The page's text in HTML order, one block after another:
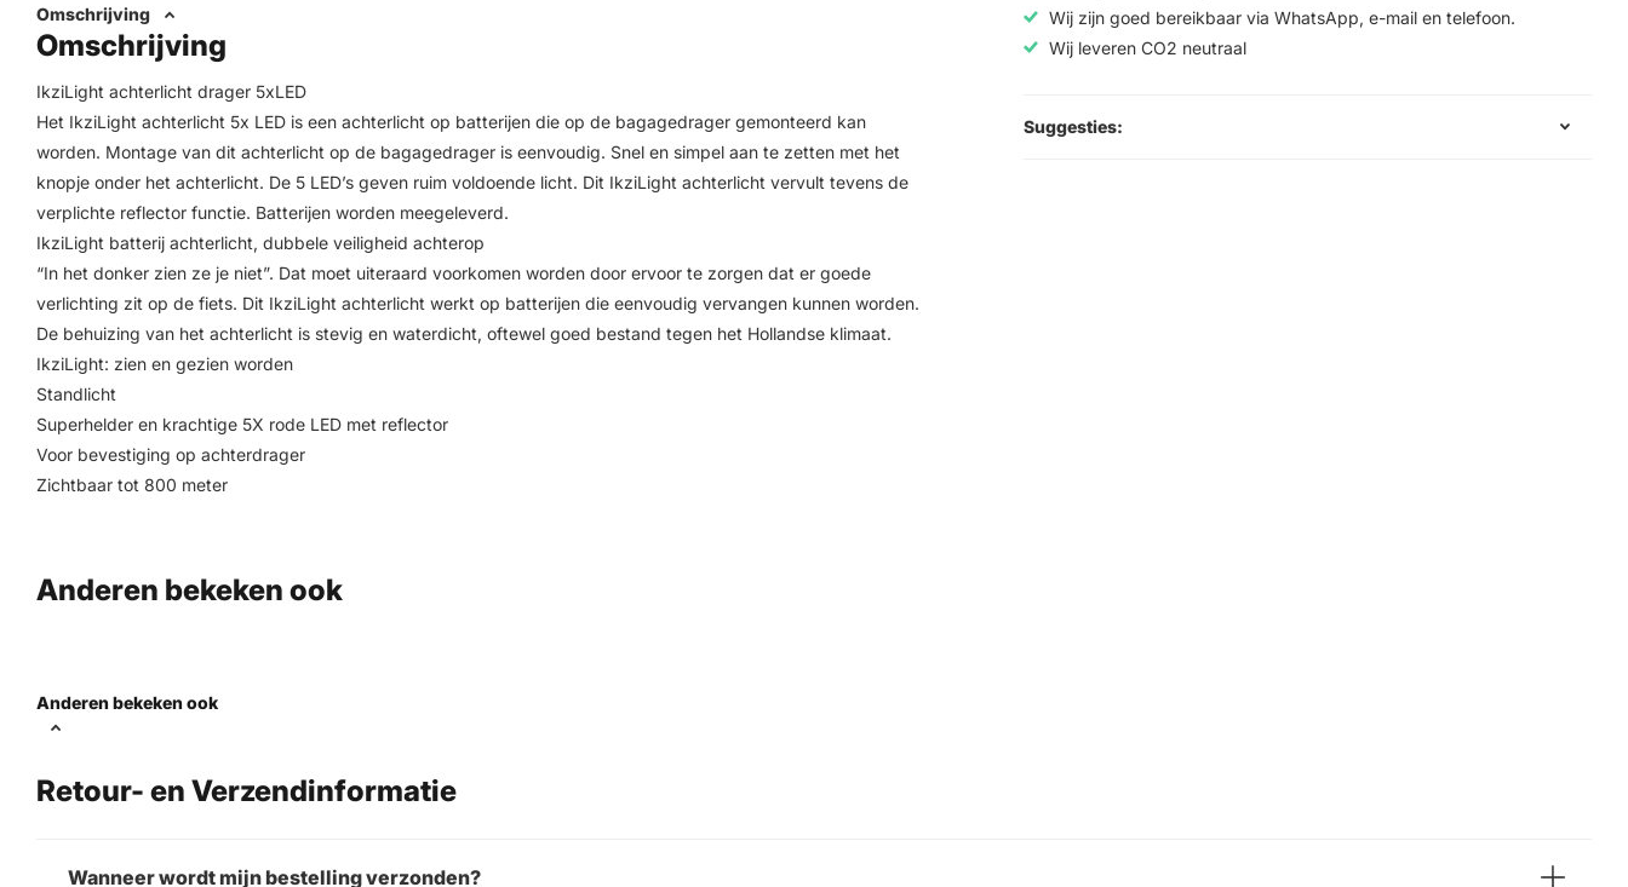
Omschrijving
Omschrijving
IkziLight achterlicht drager 5xLED
Het IkziLight achterlicht 5x LED is een achterlicht op batterijen die op de bagagedrager gemonteerd kan
worden. Montage van dit achterlicht op de bagagedrager is eenvoudig. Snel en simpel aan te zetten met het
knopje onder het achterlicht. De 5 LED’s geven ruim voldoende licht. Dit IkziLight achterlicht vervult tevens de
verplichte reflector functie. Batterijen worden meegeleverd.
IkziLight batterij achterlicht, dubbele veiligheid achterop
“In het donker zien ze je niet”. Dat moet uiteraard voorkomen worden door ervoor te zorgen dat er goede
verlichting zit op de fiets. Dit IkziLight achterlicht werkt op batterijen die eenvoudig vervangen kunnen worden.
De behuizing van het achterlicht is stevig en waterdicht, oftewel goed bestand tegen het Hollandse klimaat.
IkziLight: zien en gezien worden
Standlicht
Superhelder en krachtige 5X rode LED met reflector
Voor bevestiging op achterdrager
Zichtbaar tot 800 meter
Wij zijn goed bereikbaar via WhatsApp, e-mail en telefoon.
Wij leveren CO2 neutraal
Suggesties:
Anderen bekeken ook
Anderen bekeken ook
Retour- en Verzendinformatie
Wanneer wordt mijn bestelling verzonden?